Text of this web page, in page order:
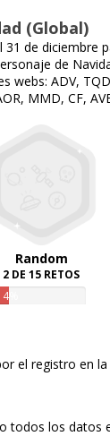
(Global)
31 de diciembre
de
webs: ADV,
MMD, CF,
Random
2 DE 15 RETOS
el registro en la
todos los datos